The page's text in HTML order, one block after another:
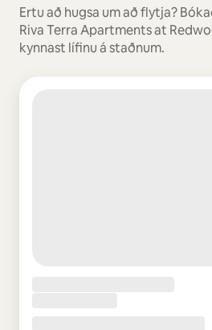
Ertu að hugsa um að flytja?
Riva Terra Apartments at
kynnast lífinu á staðnum.